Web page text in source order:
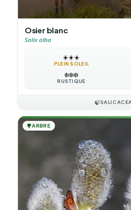
Osier blanc
Salix alba
☀️☀️☀️
PLEIN SOLEIL
❄️❄️❄️
RUSTIQUE
🍃
🌳ARBRE